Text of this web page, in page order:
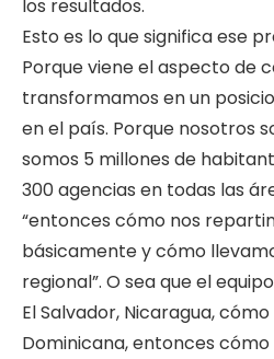
los resultados.
Esto es lo que significa ese
Porque viene el aspecto de
transformamos en un
en el país. Porque nosotros
somos 5 millones de
300 agencias en todas las
“entonces cómo nos
básicamente y cómo
regional”. O sea que el
El Salvador, Nicaragua,
Dominicana, entonces